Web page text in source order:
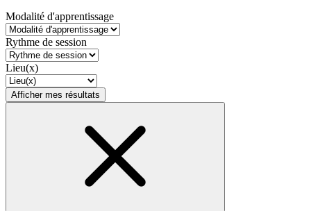
Modalité d'apprentissage
Rythme de session
Lieu(x)
Afficher mes résultats